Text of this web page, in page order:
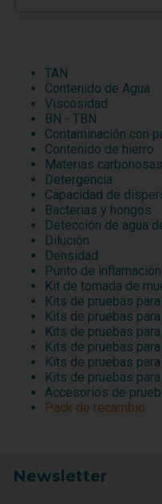
TAN
Contenido de Agua
Viscosidad
BN - TBN
Contaminación con
Contenido de hierro
Materias carbonosas
Detergencia
Capacidad de
Bacterias y hongos
Detección de agua
Dilución
Densidad
Punto de inflamación
Kit de tomada de
Kits de pruebas
Kits de pruebas
Kits de pruebas
Kits de pruebas
Kits de pruebas
Kits de pruebas
Accesorios de
Pack de recambio
Newsletter